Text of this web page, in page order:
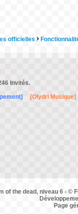
officielles
Invités.
[Olydri Musique]
of the dead, niveau 6 - ©
Page